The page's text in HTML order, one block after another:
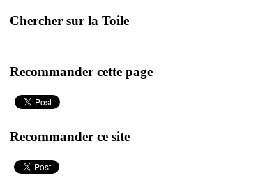
Chercher sur la Toile
Recommander cette page
Recommander ce site